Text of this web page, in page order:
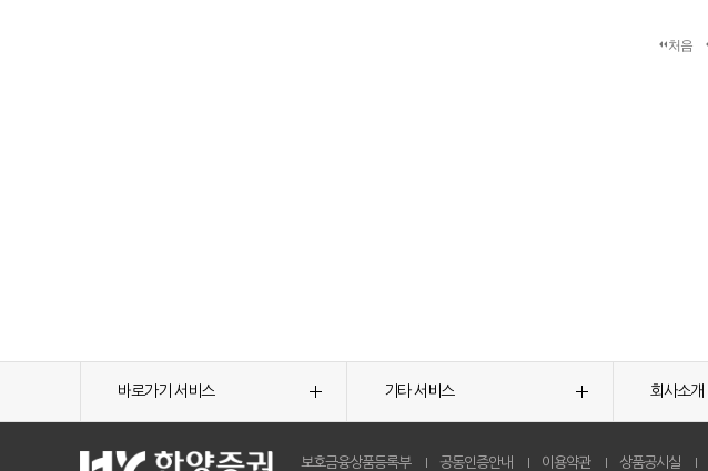
처음
바로가기 서비스 기타 서비스 회사소개
보호금융상품등록부 공동인증안내 이용약관 상품공시실